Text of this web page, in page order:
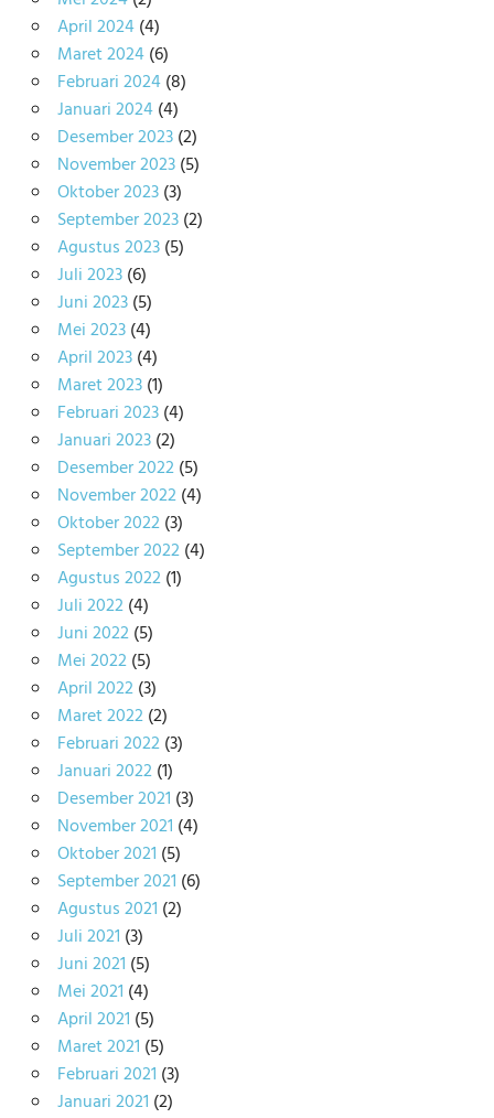
April 2024(4)
Maret 2024(6)
Februari 2024(8)
Januari 2024(4)
Desember 2023(2)
November 2023(5)
Oktober 2023(3)
September 2023(2)
Agustus 2023(5)
Juli 2023(6)
Juni 2023(5)
Mei 2023(4)
April 2023(4)
Maret 2023(1)
Februari 2023(4)
Januari 2023(2)
Desember 2022(5)
November 2022(4)
Oktober 2022(3)
September 2022(4)
Agustus 2022(1)
Juli 2022(4)
Juni 2022(5)
Mei 2022(5)
April 2022(3)
Maret 2022(2)
Februari 2022(3)
Januari 2022(1)
Desember 2021 (3)
November 2021 (4)
Oktober 2021 (5)
September 2021 (6)
Agustus 2021 (2)
Juli 2021 (3)
Juni 2021 (5)
Mei 2021 (4)
April 2021 (5)
Maret 2021 (5)
Februari 2021 (3)
Januari 2021 (2)